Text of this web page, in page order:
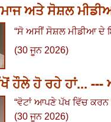
ਅਤੇ ਸੋਸ਼ਲ
“ਸੋ ਅਸੀਂ ਸੋਸ਼ਲ ਮੀਡੀਆ ਦੇ
(30 ਜੂਨ 2026)
ਹੌਲੇ ਹੋ ਰਹੇ ਹਾਂ... ---
“ਵੋਟਾਂ ਆਪਣੇ ਪੱਖ ਵਿੱਚ ਕਰਨ
(30 ਜੂਨ 2026)